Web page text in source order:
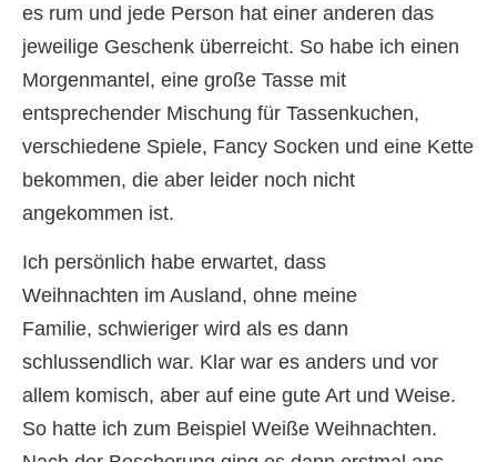
es rum und jede Person hat einer anderen das
jeweilige Geschenk überreicht. So habe ich einen
Morgenmantel, eine große Tasse mit
entsprechender Mischung für Tassenkuchen,
verschiedene Spiele, Fancy Socken und eine Kette
bekommen, die aber leider noch nicht
angekommen ist.
Ich persönlich habe erwartet, dass
Weihnachten im Ausland, ohne meine
Familie, schwieriger wird als es dann
schlussendlich war. Klar war es anders und vor
allem komisch, aber auf eine gute Art und Weise.
So hatte ich zum Beispiel Weiße Weihnachten.